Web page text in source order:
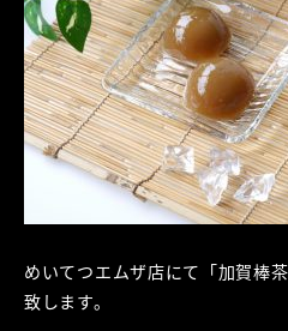
めいてつエムザ店にて「加賀棒
致します。